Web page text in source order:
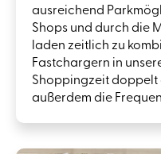
ausreichend
Shops und durch die
laden zeitlich zu
Fastchargern in
Shoppingzeit doppelt
außerdem die